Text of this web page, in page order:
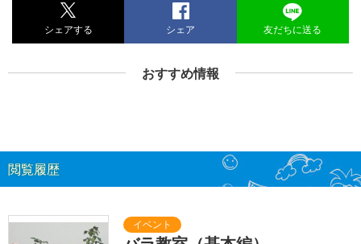
シェアする シェア 友だちに送る
おすすめ情報
閲覧履歴